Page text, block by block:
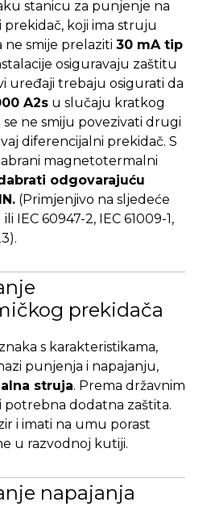
stanicu za punjenje na
koji ima struju
ne smije prelaziti 30 mA tip
osiguravaju zaštitu
uređaji trebaju osigurati da
A2s u slučaju kratkog
ne smiju povezivati drugi
diferencijalni prekidač. S
magnetotermalni
odgovarajuću
(Primjenjivo na sljedeće
IEC 60947-2, IEC 61009-1,
prekidača
s karakteristikama,
punjenja i napajanju,
struja. Prema državnim
potrebna dodatna zaštita.
i imati na umu porast
u razvodnoj kutiji.
napajanja